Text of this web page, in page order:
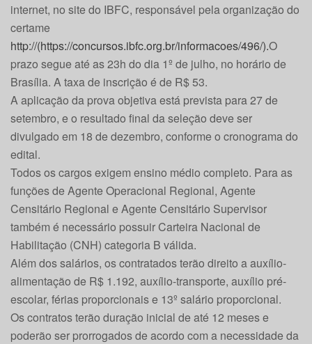
internet, no site do IBFC, responsável pela organização do
certame
http://(https://concursos.ibfc.org.br/informacoes/496/).O
prazo segue até as 23h do dia 1º de julho, no horário de
Brasília. A taxa de inscrição é de R$ 53.
A aplicação da prova objetiva está prevista para 27 de
setembro, e o resultado final da seleção deve ser
divulgado em 18 de dezembro, conforme o cronograma do
edital.
Todos os cargos exigem ensino médio completo. Para as
funções de Agente Operacional Regional, Agente
Censitário Regional e Agente Censitário Supervisor
também é necessário possuir Carteira Nacional de
Habilitação (CNH) categoria B válida.
Além dos salários, os contratados terão direito a auxílio-
alimentação de R$ 1.192, auxílio-transporte, auxílio pré-
escolar, férias proporcionais e 13º salário proporcional.
Os contratos terão duração inicial de até 12 meses e
poderão ser prorrogados de acordo com a necessidade da